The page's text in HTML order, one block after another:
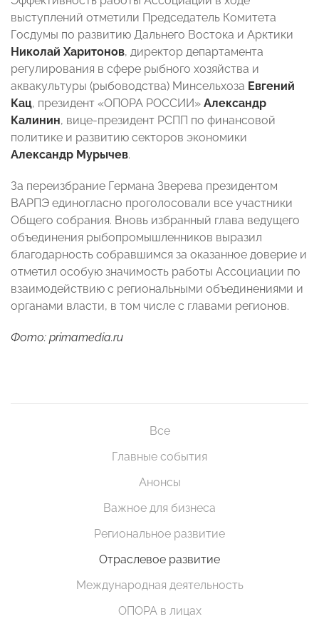
выступлений отметили Председатель Комитета
Госдумы по развитию Дальнего Востока и Арктики
Николай Харитонов, директор департамента
регулирования в сфере рыбного хозяйства и
аквакультуры (рыбоводства) Минсельхоза Евгений
Кац, президент «ОПОРА РОССИИ» Александр
Калинин, вице-президент РСПП по финансовой
политике и развитию секторов экономики
Александр Мурычев.
За переизбрание Германа Зверева президентом
ВАРПЭ единогласно проголосовали все участники
Общего собрания. Вновь избранный глава ведущего
объединения рыбопромышленников выразил
благодарность собравшимся за оказанное доверие и
отметил особую значимость работы Ассоциации по
взаимодействию с региональными объединениями и
органами власти, в том числе с главами регионов.
Фото: primamedia.ru
Все
Главные события
Анонсы
Важное для бизнеса
Региональное развитие
Отраслевое развитие
Международная деятельность
ОПОРА в лицах